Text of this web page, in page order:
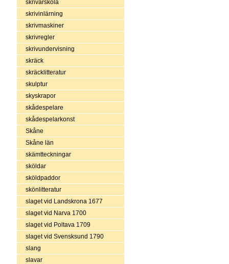
skrivarskola
skrivinlärning
skrivmaskiner
skrivregler
skrivundervisning
skräck
skräcklitteratur
skulptur
skyskrapor
skådespelare
skådespelarkonst
Skåne
Skåne län
skämtteckningar
sköldar
sköldpaddor
skönlitteratur
slaget vid Landskrona 1677
slaget vid Narva 1700
slaget vid Poltava 1709
slaget vid Svensksund 1790
slang
slavar